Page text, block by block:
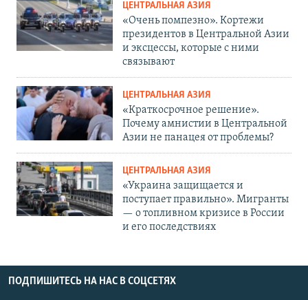
ЦЕНТРАЛЬНАЯ АЗИЯ
«Очень помпезно». Кортежи
президентов в Центральной Азии
и эксцессы, которые с ними
связывают
ЦЕНТРАЛЬНАЯ АЗИЯ
«Краткосрочное решение».
Почему амнистии в Центральной
Азии не панацея от проблемы?
ЦЕНТРАЛЬНАЯ АЗИЯ
«Украина защищается и
поступает правильно». Мигранты
— о топливном кризисе в России
и его последствиях
ПОДПИШИТЕСЬ НА НАС В СОЦСЕТЯХ